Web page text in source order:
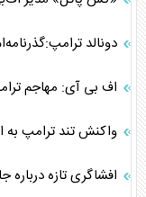
دونالد
اف‌ بی‌ آی: مهاجم
واکنش تند ترامپ به
افشاگری تازه